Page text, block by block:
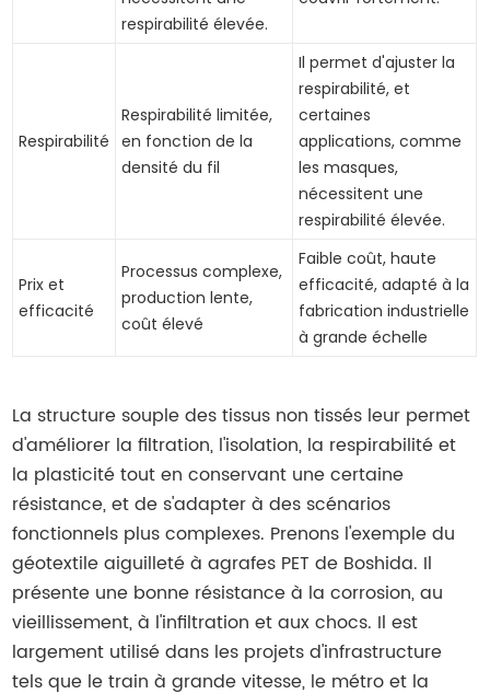
respirabilité élevée.
Respirabilité
Respirabilité limitée,
en fonction de la
densité du fil
Il permet d'ajuster la
respirabilité, et
certaines
applications, comme
les masques,
nécessitent une
respirabilité élevée.
Prix et
efficacité
Processus complexe,
production lente,
coût élevé
Faible coût, haute
efficacité, adapté à la
fabrication industrielle
à grande échelle
La structure souple des tissus non tissés leur permet
d'améliorer la filtration, l'isolation, la respirabilité et
la plasticité tout en conservant une certaine
résistance, et de s'adapter à des scénarios
fonctionnels plus complexes. Prenons l'exemple du
géotextile aiguilleté à agrafes PET de Boshida. Il
présente une bonne résistance à la corrosion, au
vieillissement, à l'infiltration et aux chocs. Il est
largement utilisé dans les projets d'infrastructure
tels que le train à grande vitesse, le métro et la